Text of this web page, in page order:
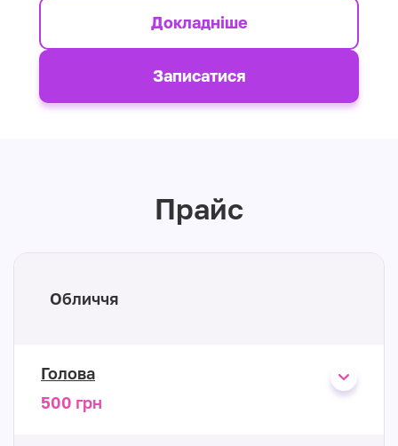
Докладніше
Записатися
Прайс
Обличчя
Голова
500 грн